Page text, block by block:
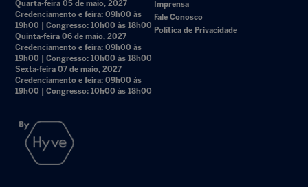
Quarta-feira 05 de maio, 2027
Credenciamento e feira: 09h00 às
19h00 | Congresso: 10h00 às 18h00
Quinta-feira 06 de maio, 2027
Credenciamento e feira: 09h00 às
19h00 | Congresso: 10h00 às 18h00
Sexta-feira 07 de maio, 2027
Credenciamento e feira: 09h00 às
19h00 | Congresso: 10h00 às 18h00
Imprensa
Fale Conosco
Política de Privacidade